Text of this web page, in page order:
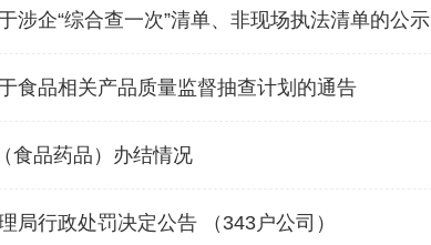
涉企“综合查一次”清单、非现场执法清单的公示
食品相关产品质量监督抽查计划的通告
食品药品）办结情况
局行政处罚决定公告 （343户公司）